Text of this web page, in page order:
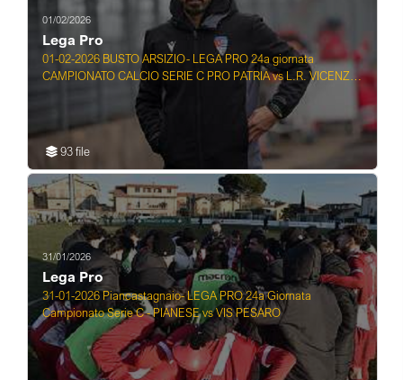
01/02/2026
Lega Pro
01-02-2026 BUSTO ARSIZIO- LEGA PRO 24a giornata
CAMPIONATO CALCIO SERIE C PRO PATRIA vs L.R. VICENZ
93 file
31/01/2026
Lega Pro
31-01-2026 Piancastagnaio- LEGA PRO 24a Giornata
Campionato Serie C - PIANESE vs VIS PESARO